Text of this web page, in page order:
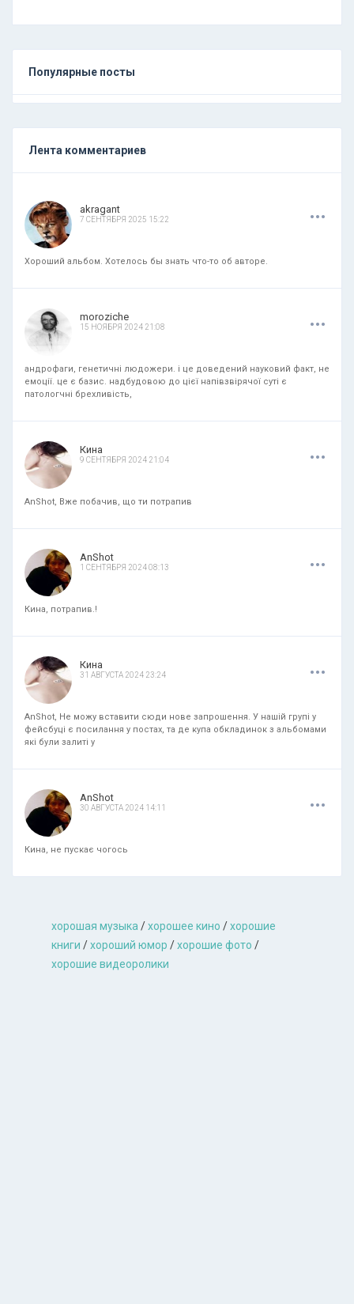
Популярные посты
Лента комментариев
akragant
7 СЕНТЯБРЯ 2025 15:22 ...
Хороший альбом. Хотелось бы знать что-то об авторе.
moroziche
15 НОЯБРЯ 2024 21:08 ...
андрофаги, генетичні людожери. і це доведений науковий факт, не
емоції. це є базис. надбудовою до цієї напівзвірячої суті є
патологчні брехливість,
Кина
9 СЕНТЯБРЯ 2024 21:04 ...
AnShot, Вже побачив, що ти потрапив
AnShot
1 СЕНТЯБРЯ 2024 08:13 ...
Кина, потрапив.!
Кина
31 АВГУСТА 2024 23:24 ...
AnShot, Не можу вставити сюди нове запрошення. У нашій групі у
фейсбуці є посилання у постах, та де купа обкладинок з альбомами
які були залиті у
AnShot
30 АВГУСТА 2024 14:11 ...
Кина, не пускає чогось
хорошая музыкa /хорошее кино /хорошие
книги /хороший юмор /хорошие фото /
хорошие видеоролики